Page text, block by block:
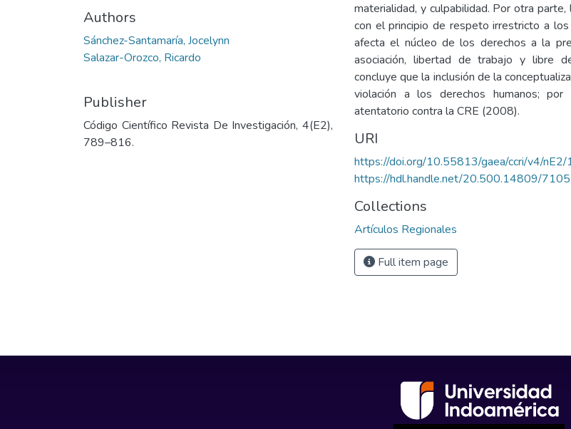
Authors
Sánchez-Santamaría, Jocelynn
Salazar-Orozco, Ricardo
Publisher
Código Científico Revista De Investigación, 4(E2),
789–816.
materialidad, y culpabilidad. Por otra
con el principio de respeto irrestricto a
afecta el núcleo de los derechos a la
asociación, libertad de trabajo y libre
concluye que la inclusión de la
violación a los derechos humanos;
atentatorio contra la CRE (2008).
URI
https://doi.org/10.55813/gaea/ccri/v4/
https://hdl.handle.net/20.500.14809/7105
Collections
Artículos Regionales
Full item page